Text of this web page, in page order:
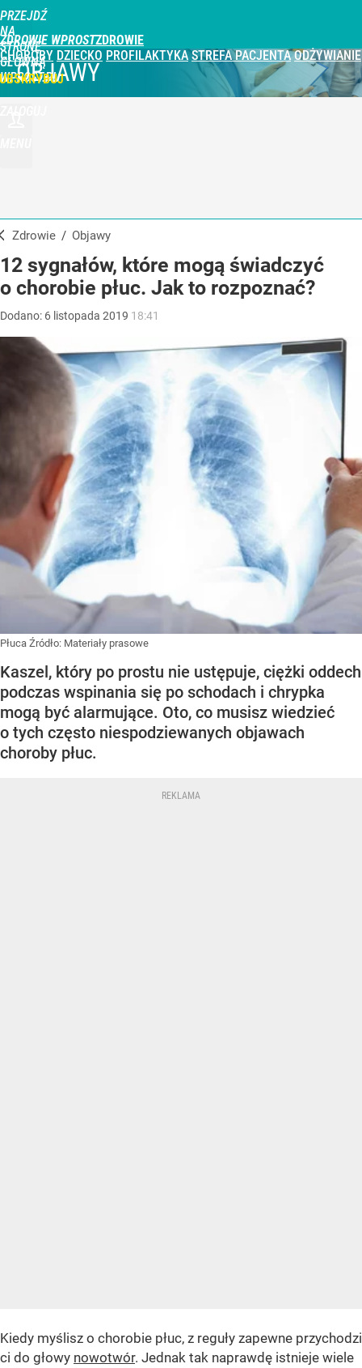
PRZEJDŹ
NA
STRONĘ
GŁÓWNĄ
WPROST.PL
ZDROWIE WPROST
CHOROBY DZIECKO PROFILAKTYKA STREFA PACJENTA ODŻYWIANIE
OBJAWY
Zdrowie / Objawy
12 sygnałów, które mogą świadczyć
o chorobie płuc. Jak to rozpoznać?
Dodano: 6 listopada 2019 18:41
Płuca Źródło: Materiały prasowe
Kaszel, który po prostu nie ustępuje, ciężki oddech
podczas wspinania się po schodach i chrypka
mogą być alarmujące. Oto, co musisz wiedzieć
o tych często niespodziewanych objawach
choroby płuc.
Kiedy myślisz o chorobie płuc, z reguły zapewne przychodzi
ci do głowy nowotwór. Jednak tak naprawdę istnieje wiele